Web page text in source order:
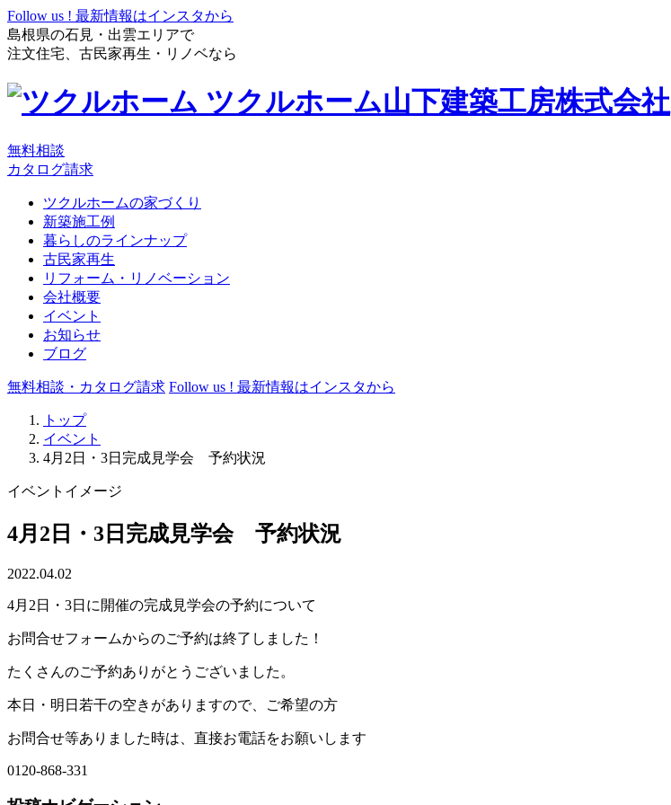
Follow us ! 最新情報はインスタから
島根県の石見・出雲エリアで
注文住宅、古民家再生・リノベなら
ツクルホーム山下建築工房株式会社
無料相談
カタログ請求
ツクルホームの家づくり
新築施工例
暮らしのラインナップ
古民家再生
リフォーム・リノベーション
会社概要
イベント
お知らせ
ブログ
無料相談・カタログ請求 Follow us ! 最新情報はインスタから
トップ
イベント
4月2日・3日完成見学会 予約状況
イベントイメージ
4月2日・3日完成見学会 予約状況
2022.04.02
4月2日・3日に開催の完成見学会の予約について
お問合せフォームからのご予約は終了しました！
たくさんのご予約ありがとうございました。
本日・明日若干の空きがありますので、ご希望の方
お問合せ等ありました時は、直接お電話をお願いします
0120-868-331